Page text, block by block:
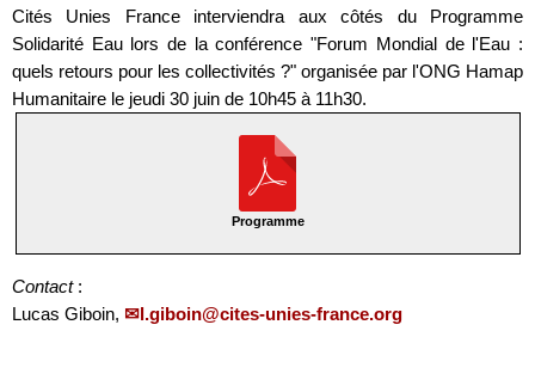
Cités Unies France interviendra aux côtés du Programme
Solidarité Eau lors de la conférence "Forum Mondial de l'Eau :
quels retours pour les collectivités ?" organisée par l'ONG Hamap
Humanitaire le jeudi 30 juin de 10h45 à 11h30.
Programme
Contact:
Lucas Giboin,
l.giboin@cites-unies-france.org